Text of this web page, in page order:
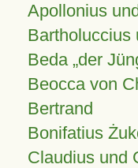
Apollonius
Bartholuccius
Beda „der
Beocca von
Bertrand
Bonifatius
Claudius und